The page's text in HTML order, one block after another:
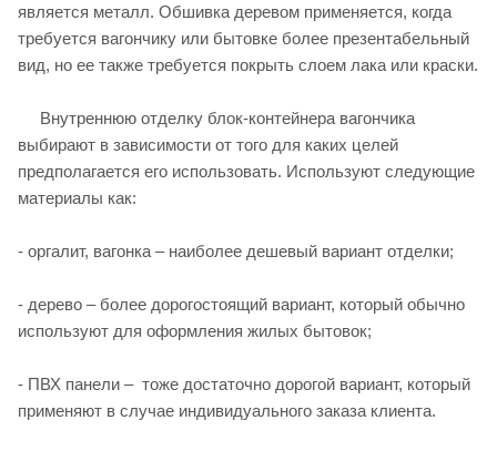
является металл. Обшивка деревом применяется, когда
требуется вагончику или бытовке более презентабельный
вид, но ее также требуется покрыть слоем лака или краски.
Внутреннюю отделку блок-контейнера вагончика
выбирают в зависимости от того для каких целей
предполагается его использовать. Используют следующие
материалы как:
- оргалит, вагонка – наиболее дешевый вариант отделки;
- дерево – более дорогостоящий вариант, который обычно
используют для оформления жилых бытовок;
- ПВХ панели – тоже достаточно дорогой вариант, который
применяют в случае индивидуального заказа клиента.